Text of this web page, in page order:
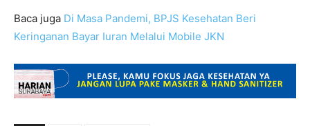
Baca juga Di Masa Pandemi, BPJS Kesehatan Beri
Keringanan Bayar Iuran Melalui Mobile JKN